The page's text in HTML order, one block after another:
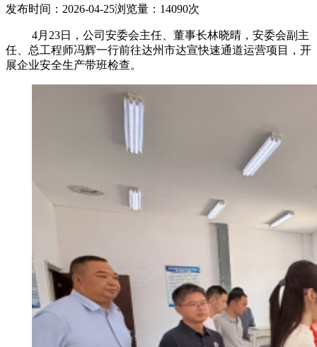
发布时间：2026-04-25浏览量：14090次
4月23日，公司安委会主任、董事长林晓晴，安委会副主
任、总工程师冯辉一行前往达州市达宣快速通道运营项目，开
展企业安全生产带班检查。